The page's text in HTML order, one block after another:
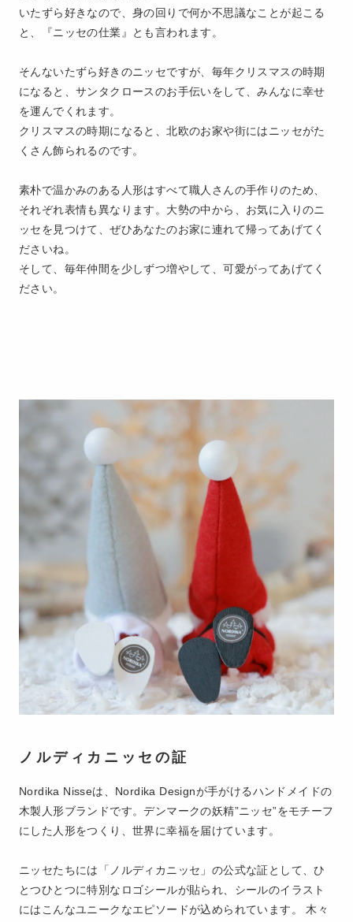
いたずら好きなので、身の回りで何か不思議なことが起こる
と、『ニッセの仕業』とも言われます。
そんないたずら好きのニッセですが、毎年クリスマスの時期
になると、サンタクロースのお手伝いをして、みんなに幸せ
を運んでくれます。
クリスマスの時期になると、北欧のお家や街にはニッセがた
くさん飾られるのです。
素朴で温かみのある人形はすべて職人さんの手作りのため、
それぞれ表情も異なります。大勢の中から、お気に入りのニ
ッセを見つけて、ぜひあなたのお家に連れて帰ってあげてく
ださいね。
そして、毎年仲間を少しずつ増やして、可愛がってあげてく
ださい。
ノルディカニッセの証
Nordika Nisseは、Nordika Designが手がけるハンドメイドの
木製人形ブランドです。デンマークの妖精”ニッセ”をモチーフ
にした人形をつくり、世界に幸福を届けています。
ニッセたちには「ノルディカニッセ」の公式な証として、ひ
とつひとつに特別なロゴシールが貼られ、シールのイラスト
にはこんなユニークなエピソードが込められています。 木々